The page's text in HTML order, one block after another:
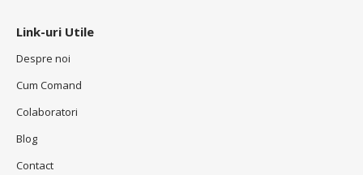
Link-uri Utile
Despre noi
Cum Comand
Colaboratori
Blog
Contact